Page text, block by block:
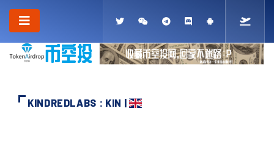
KINDREDLABS : KIN |